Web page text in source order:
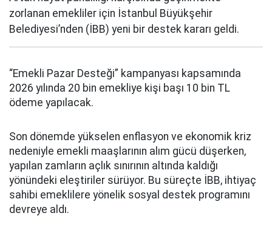
zorlanan emekliler için İstanbul Büyükşehir
Belediyesi’nden (İBB) yeni bir destek kararı geldi.
“Emekli Pazar Desteği” kampanyası kapsamında
2026 yılında 20 bin emekliye kişi başı 10 bin TL
ödeme yapılacak.
Son dönemde yükselen enflasyon ve ekonomik kriz
nedeniyle emekli maaşlarının alım gücü düşerken,
yapılan zamların açlık sınırının altında kaldığı
yönündeki eleştiriler sürüyor. Bu süreçte İBB, ihtiyaç
sahibi emeklilere yönelik sosyal destek programını
devreye aldı.